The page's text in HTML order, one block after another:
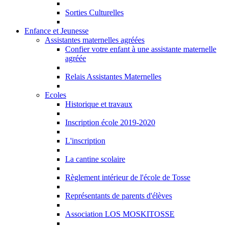
Sorties Culturelles
Enfance et Jeunesse
Assistantes maternelles agréées
Confier votre enfant à une assistante maternelle
agréée
Relais Assistantes Maternelles
Ecoles
Historique et travaux
Inscription école 2019-2020
L'inscription
La cantine scolaire
Règlement intérieur de l'école de Tosse
Représentants de parents d'élèves
Association LOS MOSKITOSSE